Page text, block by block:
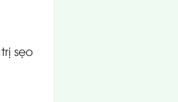
sẹo